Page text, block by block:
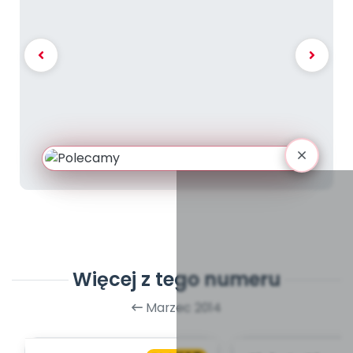
Więcej z tego numeru
Marzec 2014